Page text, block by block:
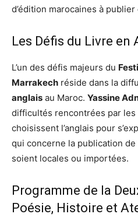
d’édition marocaines à
Les Défis du Livre en
L’un des défis majeurs du
Marrakech réside dans la
anglais au Maroc. Yassine
difficultés rencontrées par les
choisissent l’anglais pour
qui concerne la publication
soient locales ou importées.
Programme de la
Poésie, Histoire et